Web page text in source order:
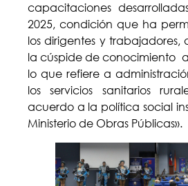
capacitaciones
2025, condición que ha
los dirigentes y trabajadores,
la cúspide de conocimiento
lo que refiere a
los servicios sanitarios
acuerdo a la política social
Ministerio de Obras Públicas».